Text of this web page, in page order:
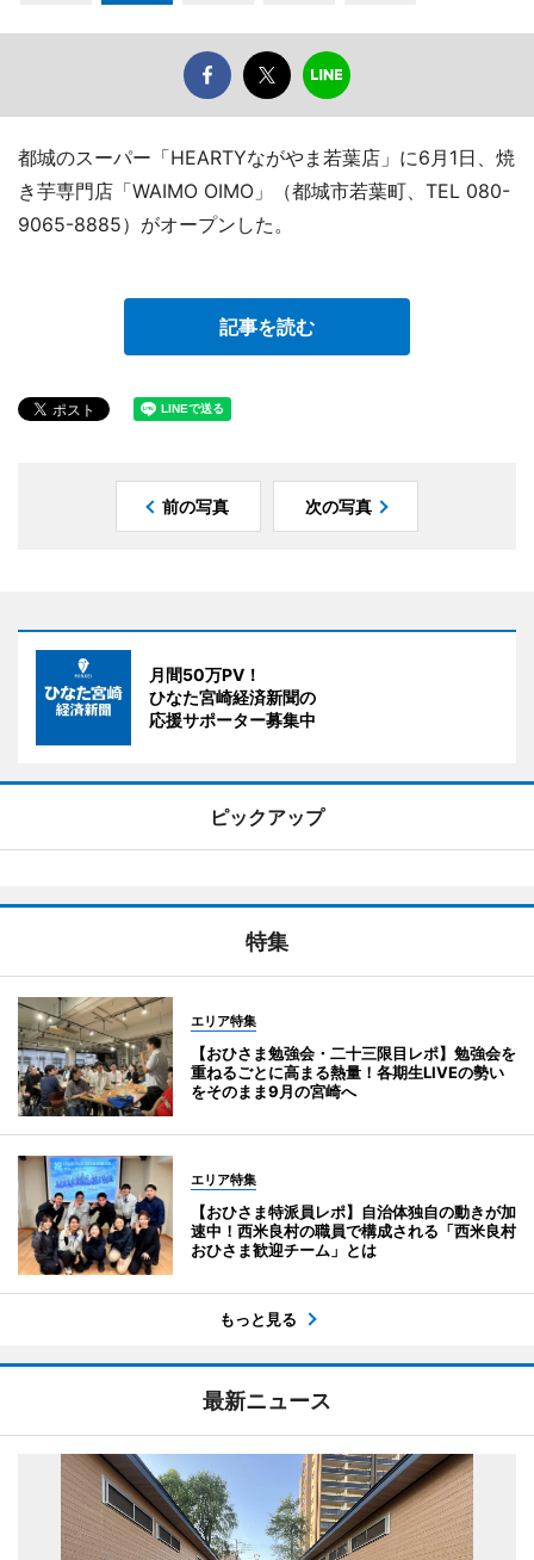
都城のスーパー「HEARTYながやま若葉店」に6月1日、焼
き芋専門店「WAIMO OIMO」（都城市若葉町、TEL 080-
9065-8885）がオープンした。
記事を読む
前の写真 次の写真
月間50万PV！
ひなた宮崎経済新聞の
応援サポーター募集中
ピックアップ
特集
エリア特集
【おひさま勉強会・二十三限目レポ】勉強会を
重ねるごとに高まる熱量！各期生LIVEの勢い
をそのまま9月の宮崎へ
エリア特集
【おひさま特派員レポ】自治体独自の動きが加
速中！西米良村の職員で構成される「西米良村
おひさま歓迎チーム」とは
もっと見る
最新ニュース